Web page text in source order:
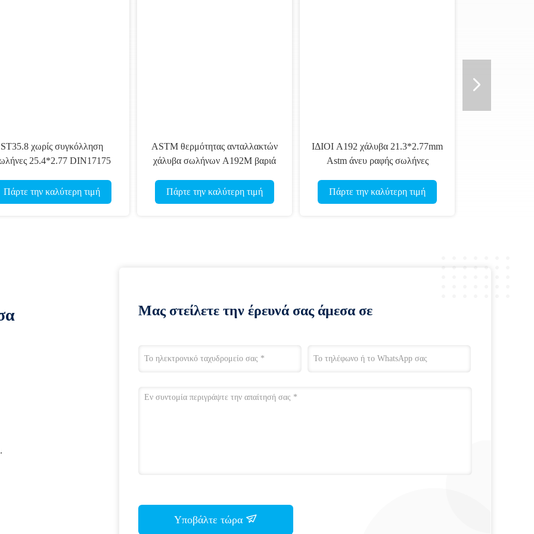
ST35.8 χωρίς συγκόλληση
25.4*2.77 DIN17175
θερμότητας
Πάρτε την καλύτερη τιμή
ASTM θερμότητας ανταλλακτών
χάλυβα σωλήνων A192M βαριά
τοίχων άνευ ραφής
Πάρτε την καλύτερη τιμή
ΙΔΙΟΙ A192 χάλυβα 21.3*2.77mm
Astm άνευ ραφής σωλήνες
σωλήνων
Πάρτε την καλύτερη τιμή
Μας στείλετε την έρευνά σας άμεσα σε
Υποβάλτε τώρα